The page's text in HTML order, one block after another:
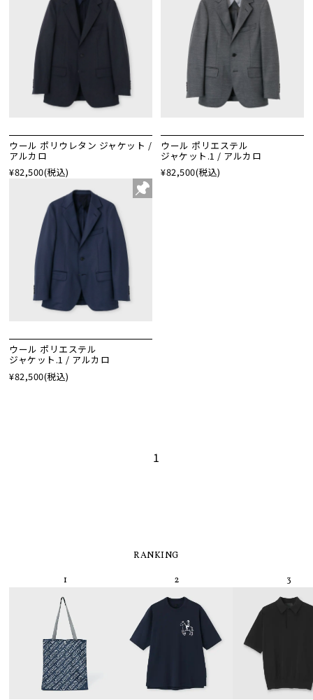
ウール ポリウレタン ジャケット /
アルカロ
¥82,500(税込)
ウール ポリエステル
ジャケット.1 / アルカロ
¥82,500(税込)
ウール ポリエステル
ジャケット.1 / アルカロ
¥82,500(税込)
1
RANKING